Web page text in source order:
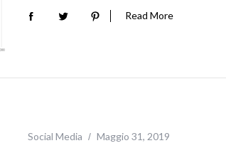
Read More
Social Media Maggio 31, 2019